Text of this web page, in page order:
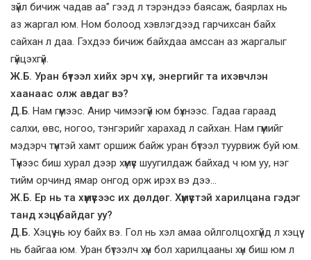
зүйл бичиж чадав аа” гээд л тэрэндээ баясаж, баярлах нь
аз жаргал юм. Ном болоод хэвлэгдээд гарчихсан байх
сайхан л даа. Гэхдээ бичиж байхдаа амссан аз жаргалыг
гүйцэхгүй.
Ж.Б. Уран бүтээл хийх эрч хүч, энергийг та ихэвчлэн
хаанаас олж авдаг вэ?
Д.Б. Нам гүмээс. Анир чимээгүй юм бүхнээс. Гадаа гараад
салхи, өвс, ногоо, тэнгэрийг харахад л сайхан. Нам гүмийг
мэдэрч түүнтэй хамт оршиж байж уран бүтээл туурвиж буй юм.
Түүнээс биш хурал дээр хүмүүс шуугилдаж байхад ч юм уу, нэг
тийм орчинд ямар онгод орж ирэх вэ дээ…
Ж.Б. Ер нь та хүмүүсээс их дөлдөг. Хүмүүстэй харилцана гэдэг
танд хэцүү байдаг уу?
Д.Б. Хэцүү нь юу байх вэ. Гол нь хэл амаа ойлголцохгүйд л хэцүү
нь байгаа юм. Уран бүтээлч хүн бол харилцааны хүн биш юм л